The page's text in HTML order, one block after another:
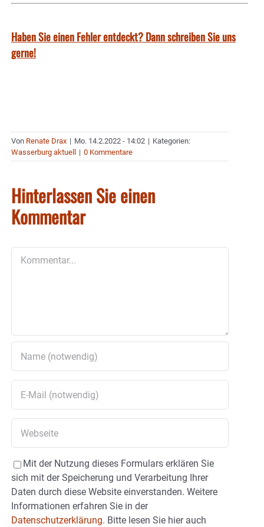
Haben Sie einen Fehler entdeckt? Dann schreiben Sie uns
gerne!
Von Renate Drax | Mo. 14.2.2022 - 14:02 | Kategorien:
Wasserburg aktuell
| 0 Kommentare
Hinterlassen Sie einen
Kommentar
Mit der Nutzung dieses Formulars erklären Sie
sich mit der Speicherung und Verarbeitung Ihrer
Daten durch diese Website einverstanden. Weitere
Informationen erfahren Sie in der
Datenschutzerklärung. Bitte lesen Sie hier auch